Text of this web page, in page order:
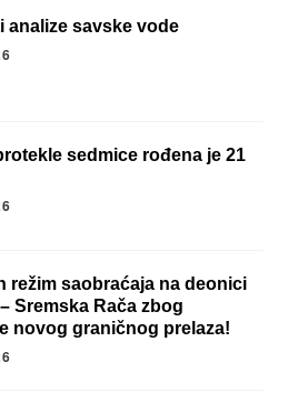
analize savske vode
sedmice rođena je 21
režim saobraćaja na deonici
Sremska Rača zbog
novog graničnog prelaza!